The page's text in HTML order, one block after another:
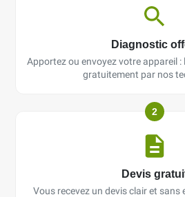
Diagnostic
Apportez ou envoyez votre appareil
gratuitement par nos
2
Devis
Vous recevez un devis clair et sans